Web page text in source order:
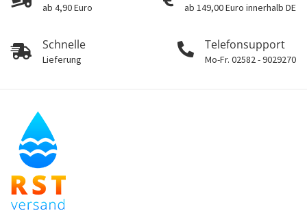
ab 4,90 Euro ab 149,00 Euro innerhalb DE
Schnelle
Lieferung
Telefonsupport
Mo-Fr. 02582 - 9029270